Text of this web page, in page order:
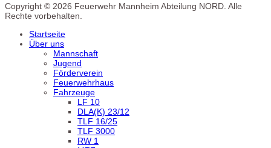
Copyright © 2026 Feuerwehr Mannheim Abteilung NORD. Alle
Rechte vorbehalten.
Startseite
Über uns
Mannschaft
Jugend
Förderverein
Feuerwehrhaus
Fahrzeuge
LF 10
DLA(K) 23/12
TLF 16/25
TLF 3000
RW 1